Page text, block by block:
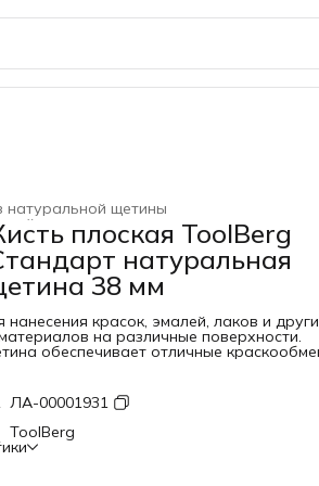
натуральной щетины
инструментплоская ToolBerg
натуральная
38 мм
нанесения красок, эмалей, лаков и
на различные поверхности.
обеспечивает отличные
рукоятка оснащена отверстием
ЛА-00001931
ToolBerg